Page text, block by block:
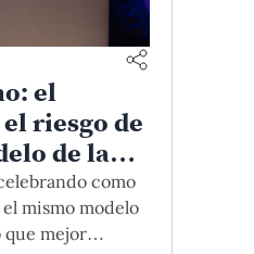
el
riesgo de
de la
como
mismo modelo
que mejor